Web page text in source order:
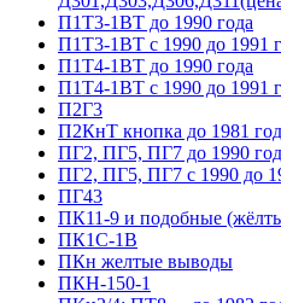
П1Т3-1ВТ до 1990 года
П1Т3-1ВТ с 1990 до 1991
П1Т4-1ВТ до 1990 года
П1Т4-1ВТ с 1990 до 1991
П2Г3
П2КнТ кнопка до 1981
ПГ2, ПГ5, ПГ7 до 1990
ПГ2, ПГ5, ПГ7 с 1990 до
ПГ43
ПК11-9 и подобные
ПК1С-1В
ПКн желтые выводы
ПКН-150-1